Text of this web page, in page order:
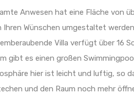
Anwesen hat eine Fläche von
Ihren Wünschen umgestaltet
Villa verfügt über 16
gibt es einen großen
hier ist leicht und luftig, so
und den Raum noch mehr